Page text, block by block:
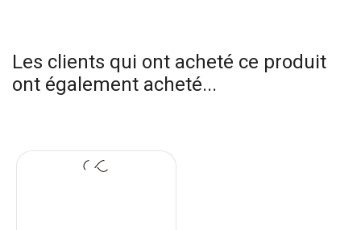
Les clients qui ont acheté ce produit
ont également acheté...